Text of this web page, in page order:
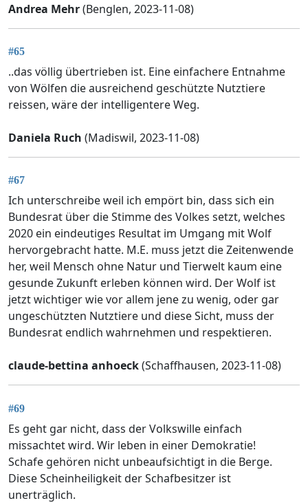
Andrea Mehr(Benglen, 2023-11-08)
#65
..das völlig übertrieben ist. Eine einfachere Entnahme
von Wölfen die ausreichend geschützte Nutztiere
reissen, wäre der intelligentere Weg.
Daniela Ruch (Madiswil, 2023-11-08)
#67
Ich unterschreibe weil ich empört bin, dass sich ein
Bundesrat über die Stimme des Volkes setzt, welches
2020 ein eindeutiges Resultat im Umgang mit Wolf
hervorgebracht hatte. M.E. muss jetzt die Zeitenwende
her, weil Mensch ohne Natur und Tierwelt kaum eine
gesunde Zukunft erleben können wird. Der Wolf ist
jetzt wichtiger wie vor allem jene zu wenig, oder gar
ungeschützten Nutztiere und diese Sicht, muss der
Bundesrat endlich wahrnehmen und respektieren.
claude-bettina anhoeck(Schaffhausen, 2023-11-08)
#69
Es geht gar nicht, dass der Volkswille einfach
missachtet wird. Wir leben in einer Demokratie!
Schafe gehören nicht unbeaufsichtigt in die Berge.
Diese Scheinheiligkeit der Schafbesitzer ist
unerträglich.